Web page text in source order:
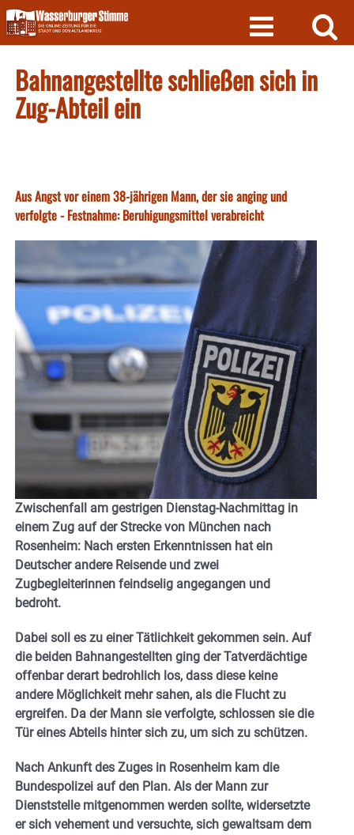
Skip
to
content
Bahnangestellte schließen sich in
Zug-Abteil ein
Aus Angst vor einem 38-jährigen Mann, der sie anging und
verfolgte - Festnahme: Beruhigungsmittel verabreicht
Zwischenfall am gestrigen Dienstag-Nachmittag in
einem Zug auf der Strecke von München nach
Rosenheim: Nach ersten Erkenntnissen hat ein
Deutscher andere Reisende und zwei
Zugbegleiterinnen feindselig angegangen und
bedroht.
Dabei soll es zu einer Tätlichkeit gekommen sein. Auf
die beiden Bahnangestellten ging der Tatverdächtige
offenbar derart bedrohlich los, dass diese keine
andere Möglichkeit mehr sahen, als die Flucht zu
ergreifen. Da der Mann sie verfolgte, schlossen sie die
Tür eines Abteils hinter sich zu, um sich zu schützen.
Nach Ankunft des Zuges in Rosenheim kam die
Bundespolizei auf den Plan. Als der Mann zur
Dienststelle mitgenommen werden sollte, widersetzte
er sich vehement und versuchte, sich gewaltsam dem